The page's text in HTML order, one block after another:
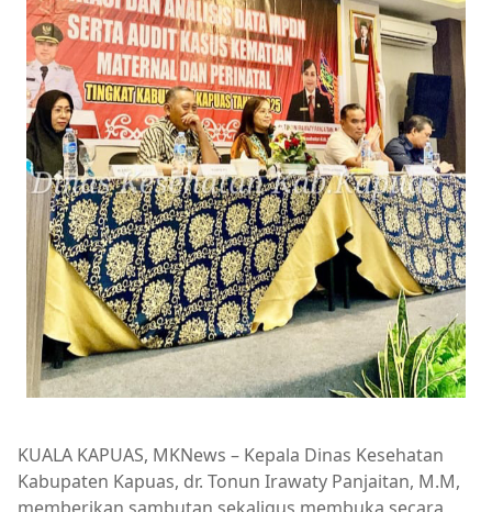
KUALA KAPUAS, MKNews – Kepala Dinas Kesehatan
Kabupaten Kapuas, dr. Tonun Irawaty Panjaitan, M.M,